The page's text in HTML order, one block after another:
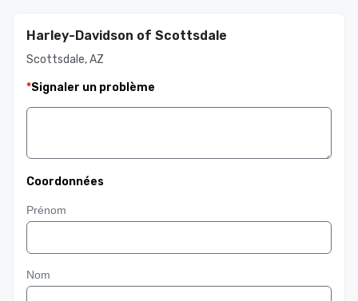
Harley-Davidson of Scottsdale
Scottsdale, AZ
*Signaler un problème
Coordonnées
Prénom
Nom